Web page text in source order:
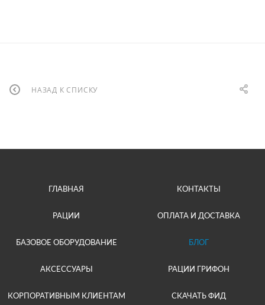
НАЗАД К СПИСКУ
ГЛАВНАЯ
РАЦИИ
БАЗОВОЕ ОБОРУДОВАНИЕ
АКСЕССУАРЫ
КОРПОРАТИВНЫМ КЛИЕНТАМ
КОНТАКТЫ
ОПЛАТА И ДОСТАВКА
БЛОГ
РАЦИИ ГРИФОН
СКАЧАТЬ ФИД